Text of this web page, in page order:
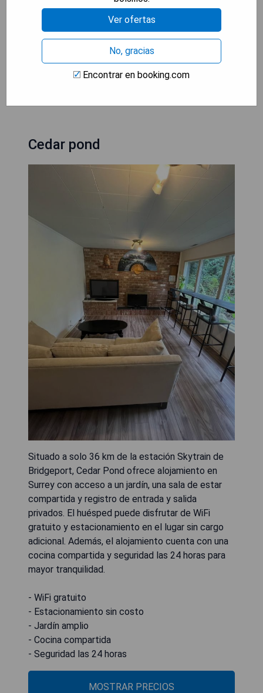
- Jardín amplio para relajarse.
- Cocina compartida disponible.
- Servicio de conserjería atento.
- Terraza ideal para disfrutar al aire libre.
Cedar pond
Situado a solo 36 km de la estación Skytrain de
Bridgeport, Cedar Pond ofrece alojamiento en
Surrey con acceso a un jardín, una sala de estar
compartida y registro de entrada y salida
privados. El huésped puede disfrutar de WiFi
gratuito y estacionamiento en el lugar sin cargo
adicional. Además, el alojamiento cuenta con una
cocina compartida y seguridad las 24 horas para
mayor tranquilidad.
- WiFi gratuito
- Estacionamiento sin costo
- Jardín amplio
- Cocina compartida
- Seguridad las 24 horas
MOSTRAR PRECIOS
Ver ofertas
No, gracias
Encontrar en booking.com